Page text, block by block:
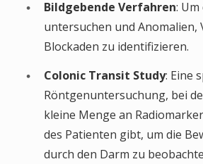
Bildgebende Verfahren:
untersuchen und
Blockaden zu identifizieren.
Colonic Transit Study: Eine
Röntgenuntersuchung, bei
kleine Menge an
des Patienten gibt, um die
durch den Darm zu